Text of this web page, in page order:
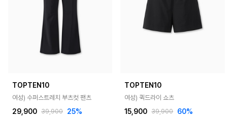
TOPTEN10
여성) 수퍼스트레치 부츠컷 팬츠
29,900 39,900 25%
TOPTEN10
여성) 퀵드라이 쇼츠
15,900 39,900 60%